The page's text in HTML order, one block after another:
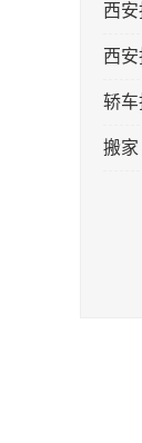
西安
西
轿
搬家